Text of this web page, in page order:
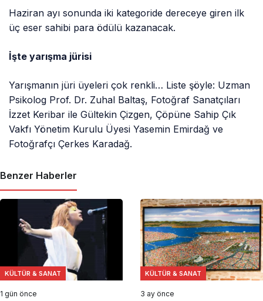
Haziran ayı sonunda iki kategoride dereceye giren ilk
üç eser sahibi para ödülü kazanacak.
İşte yarışma jürisi
Yarışmanın jüri üyeleri çok renkli… Liste şöyle: Uzman
Psikolog Prof. Dr. Zuhal Baltaş, Fotoğraf Sanatçıları
İzzet Keribar ile Gültekin Çizgen, Çöpüne Sahip Çık
Vakfı Yönetim Kurulu Üyesi Yasemin Emirdağ ve
Fotoğrafçı Çerkes Karadağ.
Benzer Haberler
KÜLTÜR & SANAT
1 gün önce
KÜLTÜR & SANAT
3 ay önce